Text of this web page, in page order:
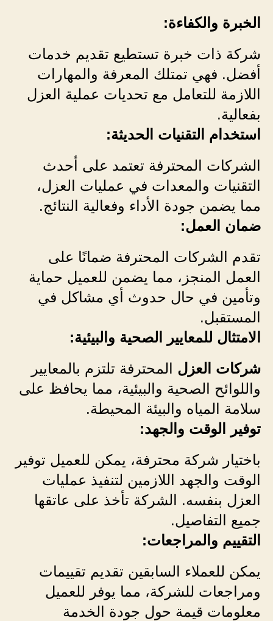
الخبرة والكفاءة:
شركة ذات خبرة تستطيع تقديم خدمات
أفضل. فهي تمتلك المعرفة والمهارات
اللازمة للتعامل مع تحديات عملية العزل
بفعالية.
استخدام التقنيات الحديثة:
الشركات المحترفة تعتمد على أحدث
التقنيات والمعدات في عمليات العزل،
مما يضمن جودة الأداء وفعالية النتائج.
ضمان العمل:
تقدم الشركات المحترفة ضمانًا على
العمل المنجز، مما يضمن للعميل حماية
وتأمين في حال حدوث أي مشاكل في
المستقبل.
الامتثال للمعايير الصحية والبيئية:
شركات العزل المحترفة تلتزم بالمعايير
واللوائح الصحية والبيئية، مما يحافظ على
سلامة المياه والبيئة المحيطة.
توفير الوقت والجهد:
باختيار شركة محترفة، يمكن للعميل توفير
الوقت والجهد اللازمين لتنفيذ عمليات
العزل بنفسه. الشركة تأخذ على عاتقها
جميع التفاصيل.
التقييم والمراجعات:
يمكن للعملاء السابقين تقديم تقييمات
ومراجعات للشركة، مما يوفر للعميل
معلومات قيمة حول جودة الخدمة